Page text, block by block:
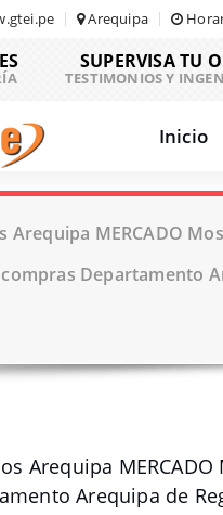
Arequipa
SUPERVISA TU
TESTIMONIOS Y
Inicio
Arequipa MERCADO
Departamento
Arequipa
Arequipa de